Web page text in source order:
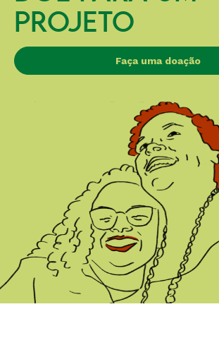
PROJETO
Faça uma doação